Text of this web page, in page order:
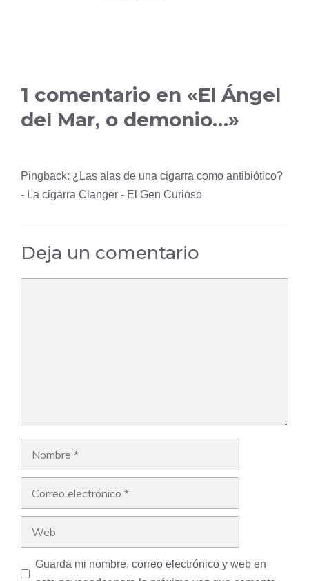
1 comentario en «El Ángel
del Mar, o demonio…»
Pingback: ¿Las alas de una cigarra como antibiótico?
- La cigarra Clanger - El Gen Curioso
Deja un comentario
Guarda mi nombre, correo electrónico y web en